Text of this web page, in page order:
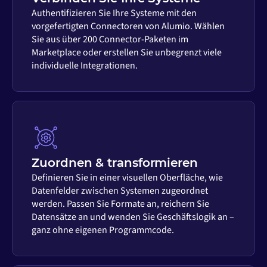
Authentifizieren Sie Ihre Systeme mit den
vorgefertigten Connectoren von Alumio. Wählen
Sie aus über 200 Connector-Paketen im
Marketplace oder erstellen Sie unbegrenzt viele
individuelle Integrationen.
Zuordnen & transformieren
Definieren Sie in einer visuellen Oberfläche, wie
Datenfelder zwischen Systemen zugeordnet
werden. Passen Sie Formate an, reichern Sie
Datensätze an und wenden Sie Geschäftslogik an –
ganz ohne eigenen Programmcode.